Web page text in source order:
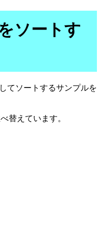
ソートす
てソートするサンプルを
替えています。